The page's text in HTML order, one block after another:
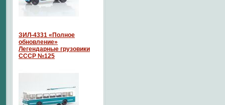
ЗИЛ-4331 «Полное
обновление»
Легендарные грузовики
СССР №125